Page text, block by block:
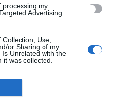
processing my
Advertising.
Use,
or Sharing of my
Is Unrelated with the
it was collected.